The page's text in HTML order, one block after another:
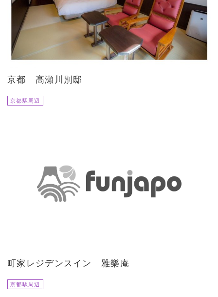
京都 高瀬川別邸
京都駅周辺
町家レジデンスイン 雅樂庵
京都駅周辺